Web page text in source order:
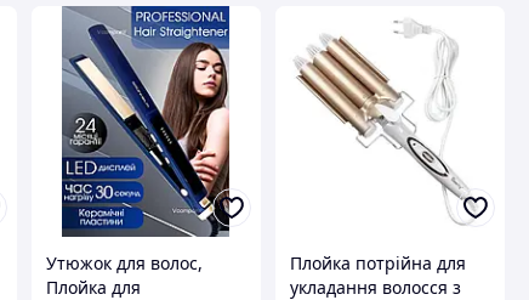
Утюжок для волос,
Плойка для
Плойка потрійна для
укладання волосся з